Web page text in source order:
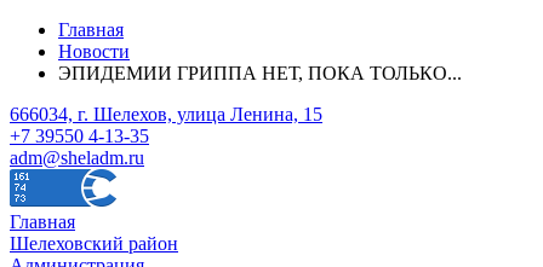
Главная
Новости
ЭПИДЕМИИ ГРИППА НЕТ, ПОКА ТОЛЬКО...
666034, г. Шелехов, улица Ленина, 15
+7 39550 4-13-35
adm@sheladm.ru
Главная
Шелеховский район